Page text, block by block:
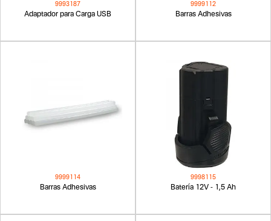
9993187
Adaptador para Carga USB
9999112
Barras Adhesivas
9999114
Barras Adhesivas
9998115
Batería 12V - 1,5 Ah